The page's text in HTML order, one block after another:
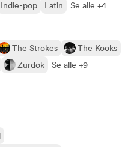
Indie-pop Latin Se alle +4
The Strokes
The Kooks
Zurdok Se alle +9